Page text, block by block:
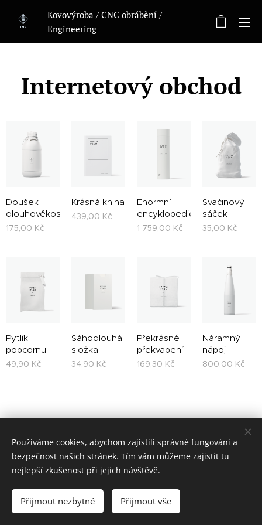
Kovovýroba / CNC obrábění /
Engineering
Internetový obchod
Doušek
dlouhověkosti
175,00 Kč
Krásná kniha
439,00 Kč
Enormní
encyklopedie
1 759,00 Kč
Svačinový
sáček
35,00 Kč
Pytlík
popcornu
49,90 Kč
Sáhodlouhá
složka
34,90 Kč
Překrásné
překvapení
169,30 Kč
Náramný
nápoj
800,00 Kč
Cookies
Používáme cookies, abychom zajistili správné fungování a
bezpečnost našich stránek. Tím vám můžeme zajistit tu
nejlepší zkušenost při jejich návštěvě.
Přijmout nezbytné Přijmout vše